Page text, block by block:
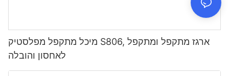
מיכל מתקפל מפלסטיק S806, ארגז מתקפל ומתקפל
לאחסון והובלה